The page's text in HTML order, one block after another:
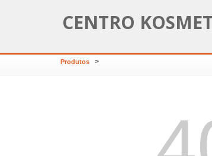
CENTRO
Produtos >